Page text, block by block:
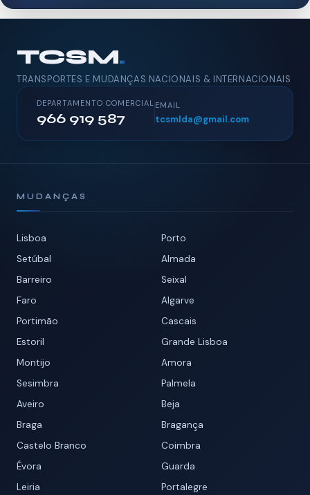
TCSM.
TRANSPORTES E MUDANÇAS NACIONAIS & INTERNACIONAIS
DEPARTAMENTO COMERCIAL
966 919 587
EMAIL
tcsmlda@gmail.com
MUDANÇAS
Lisboa
Porto
Setúbal
Almada
Barreiro
Seixal
Faro
Algarve
Portimão
Cascais
Estoril
Grande Lisboa
Montijo
Amora
Sesimbra
Palmela
Aveiro
Beja
Braga
Bragança
Castelo Branco
Coimbra
Évora
Guarda
Leiria
Portalegre